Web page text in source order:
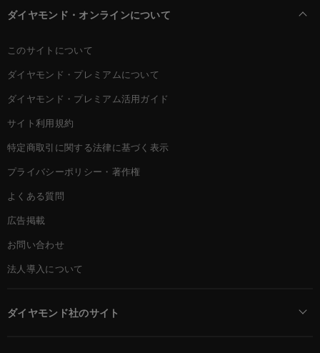
ダイヤモンド・オンラインについて
このサイトについて
ダイヤモンド・プレミアムについて
ダイヤモンド・プレミアム活用ガイド
サイト利用規約
特定商取引に関する法律に基づく表示
プライバシーポリシー・著作権
よくある質問
広告掲載
お問い合わせ
法人導入について
ダイヤモンド社のサイト